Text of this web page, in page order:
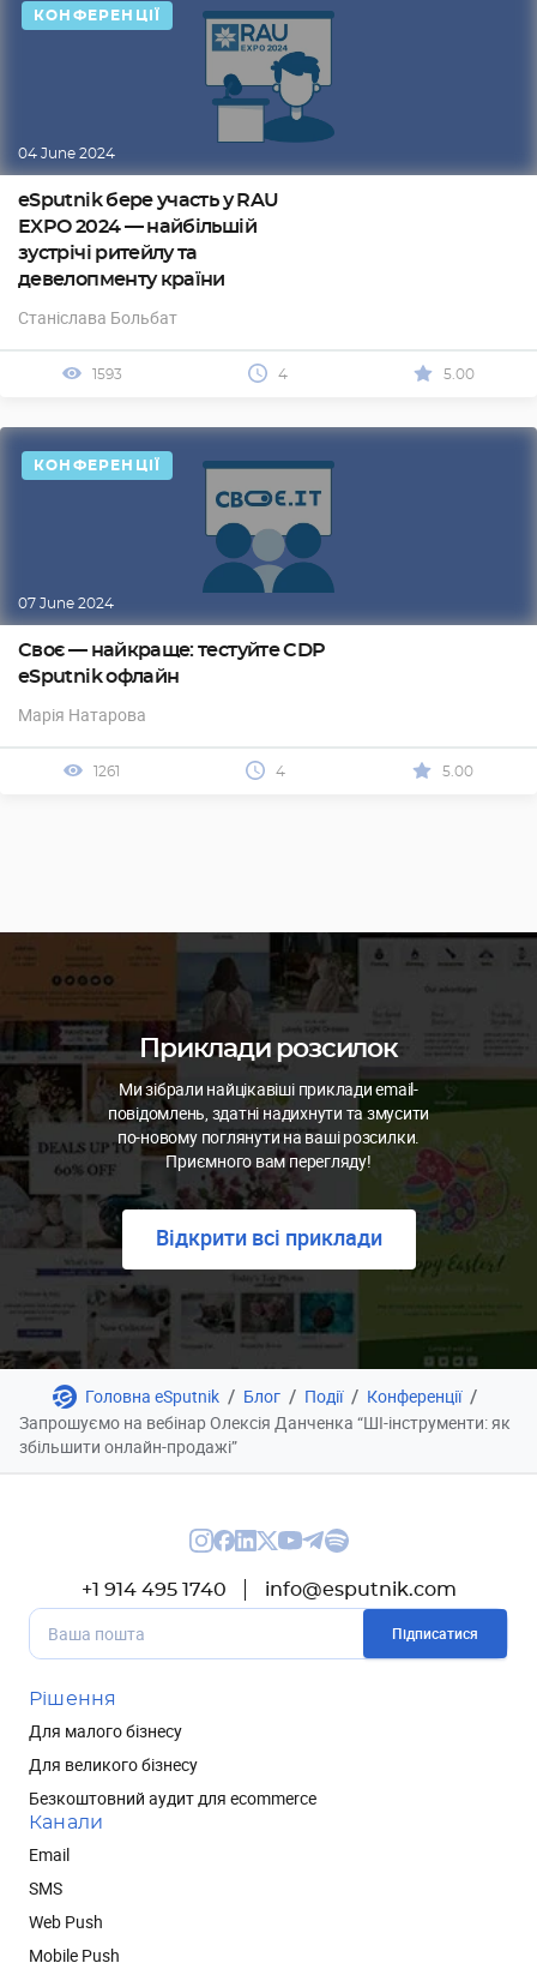
КОНФЕРЕНЦІЇ
04 June 2024
eSputnik бере участь у RAU
EXPO 2024 — найбільшій
зустрічі ритейлу та
девелопменту країни
Станіслава Больбат
1593 4 5.00
КОНФЕРЕНЦІЇ
07 June 2024
Своє — найкраще: тестуйте CDP
eSputnik офлайн
Марія Натарова
1261 4 5.00
Приклади розсилок
Ми зібрали найцікавіші приклади email-
повідомлень, здатні надихнути та змусити
по-новому поглянути на ваші розсилки.
Приємного вам перегляду!
Відкрити всі приклади
Головна eSputnik / Блог / Події / Конференції /
Запрошуємо на вебінар Олексія Данченка “ШІ-інструменти: як
збільшити онлайн-продажі”
+1 914 495 1740 info@esputnik.com
Підписатися
Рішення
Для малого бізнесу
Для великого бізнесу
Безкоштовний аудит для ecommerce
Канали
Email
SMS
Web Push
Mobile Push